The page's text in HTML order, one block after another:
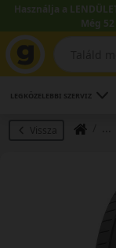
Használja a
Még
LEGKÖZELEBBI SZERVIZ
Vissza